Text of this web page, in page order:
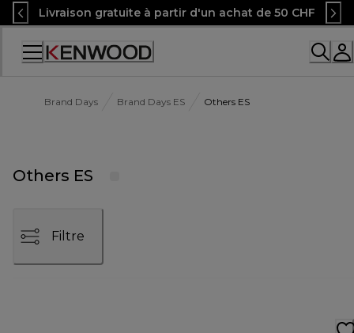
Skip
to
Content
Livraison gratuite à partir d'un achat de 50 CHF
Accessibility
Brand Days Brand Days ES Others ES
Others ES
Filtre